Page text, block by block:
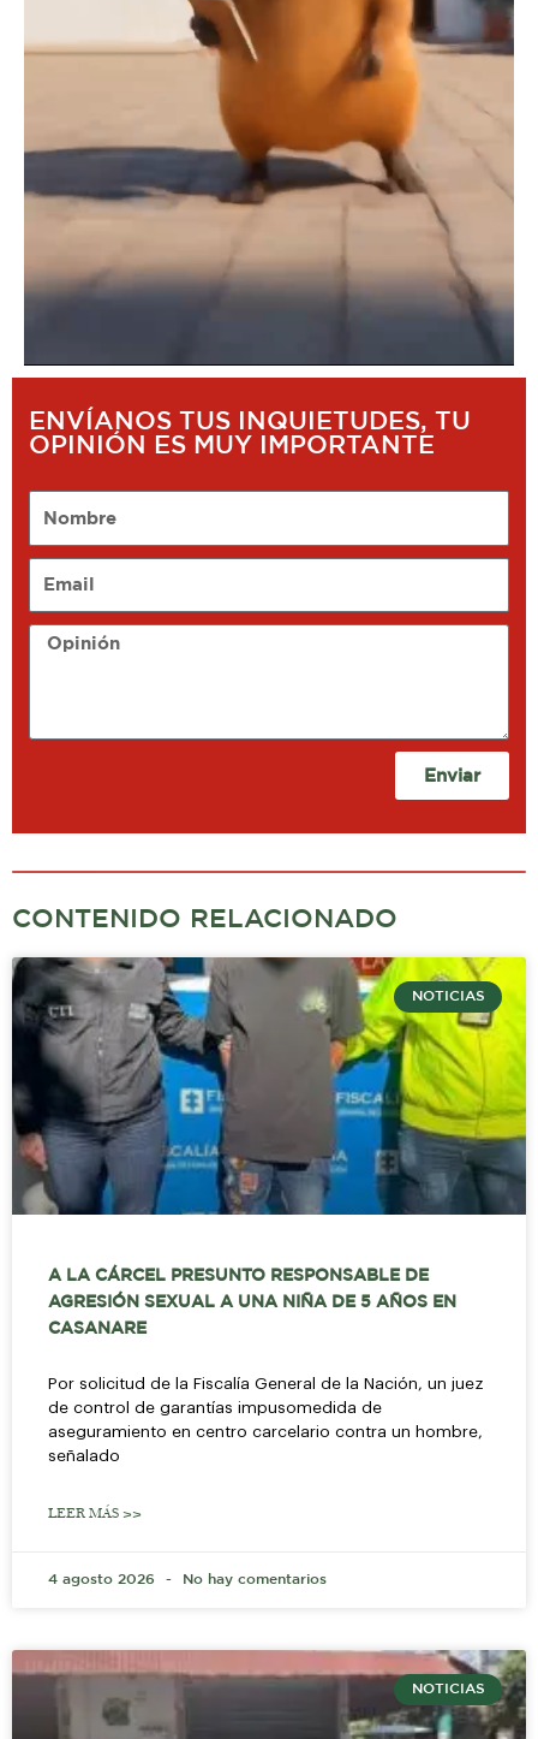
ENVÍANOS TUS INQUIETUDES, TU
OPINIÓN ES MUY IMPORTANTE
Opinión
Enviar
CONTENIDO RELACIONADO
NOTICIAS
A LA CÁRCEL PRESUNTO RESPONSABLE DE
AGRESIÓN SEXUAL A UNA NIÑA DE 5 AÑOS EN
CASANARE
Por solicitud de la Fiscalía General de la Nación, un juez
de control de garantías impusomedida de
aseguramiento en centro carcelario contra un hombre,
señalado
LEER MÁS >>
4 agosto 2026 No hay comentarios
NOTICIAS